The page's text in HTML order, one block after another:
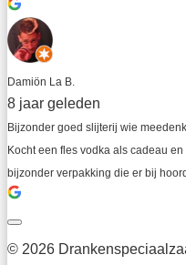
Damiön La B.
8 jaar geleden
Bijzonder goed slijterij wie
Kocht een fles vodka als cadeau
bijzonder verpakking die er bij
© 2026